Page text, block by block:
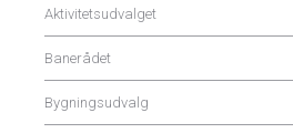
Aktivitetsudvalget
Banerådet
Bygningsudvalg